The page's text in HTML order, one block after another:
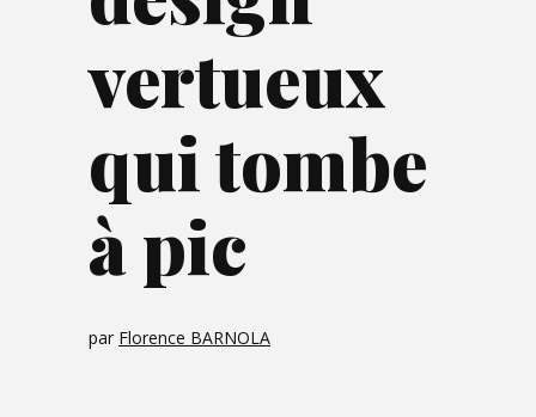
vertueux
qui tombe
à pic
par Florence BARNOLA